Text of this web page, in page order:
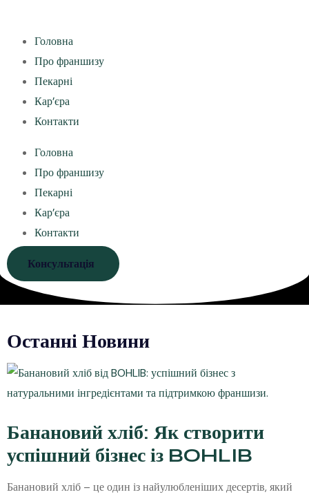
Головна
Про франшизу
Пекарні
Кар’єра
Контакти
Головна
Про франшизу
Пекарні
Кар’єра
Контакти
Консультація
Останні Новини
Банановий хліб: Як створити
успішний бізнес із BOHLIB
Банановий хліб – це один із найулюбленіших десертів, який